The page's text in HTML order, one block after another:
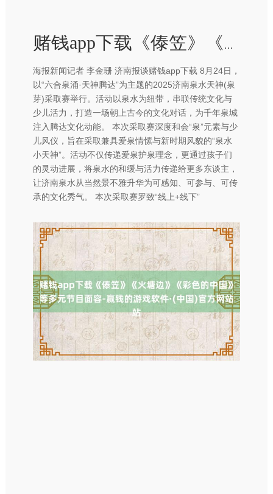
赌钱app下载《傣笠》《火塘边》《彩色的中国》等多元节目面容-赢钱的游戏软件·(中国)官方网站
海报新闻记者 李金珊 济南报谈赌钱app下载 8月24日，
以“六合泉涌·天神腾达”为主题的2025济南泉水天神(泉
芽)采取赛举行。活动以泉水为纽带，串联传统文化与
少儿活力，打造一场朝上古今的文化对话，为千年泉城
注入腾达文化动能。 本次采取赛深度和会“泉”元素与少
儿风仪，旨在采取兼具爱泉情愫与新时期风貌的“泉水
小天神”。活动不仅传递爱泉护泉理念，更通过孩子们
的灵动进展，将泉水的和缓与活力传递给更多东谈主，
让济南泉水从当然景不雅升华为可感知、可参与、可传
承的文化秀气。 本次采取赛罗致“线上+线下”